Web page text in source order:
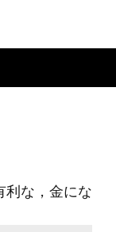
利な，金にな